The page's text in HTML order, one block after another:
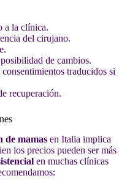
a la clínica.
del cirujano.
de cambios.
traducidos si
recuperación.
de mamas en Italia implica
los precios pueden ser más
en muchas clínicas